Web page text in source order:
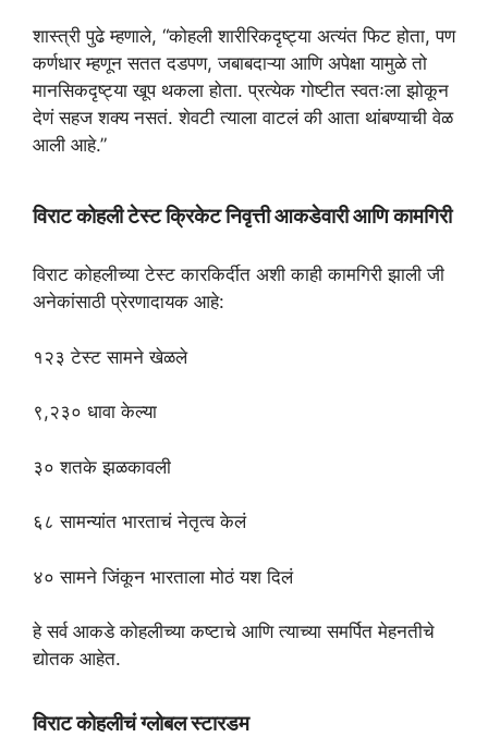
शास्त्री पुढे म्हणाले, “कोहली शारीरिकदृष्ट्या अत्यंत फिट होता, पण
कर्णधार म्हणून सतत दडपण, जबाबदाऱ्या आणि अपेक्षा यामुळे तो
मानसिकदृष्ट्या खूप थकला होता. प्रत्येक गोष्टीत स्वतःला झोकून
देणं सहज शक्य नसतं. शेवटी त्याला वाटलं की आता थांबण्याची वेळ
आली आहे.”
विराट कोहली टेस्ट क्रिकेट निवृत्ती आकडेवारी आणि कामगिरी
विराट कोहलीच्या टेस्ट कारकिर्दीत अशी काही कामगिरी झाली जी
अनेकांसाठी प्रेरणादायक आहे:
१२३ टेस्ट सामने खेळले
९,२३० धावा केल्या
३० शतके झळकावली
६८ सामन्यांत भारताचं नेतृत्व केलं
४० सामने जिंकून भारताला मोठं यश दिलं
हे सर्व आकडे कोहलीच्या कष्टाचे आणि त्याच्या समर्पित मेहनतीचे
द्योतक आहेत.
विराट कोहलीचं ग्लोबल स्टारडम